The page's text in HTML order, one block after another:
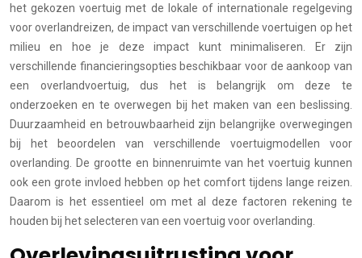
het gekozen voertuig met de lokale of internationale regelgeving
voor overlandreizen, de impact van verschillende voertuigen op het
milieu en hoe je deze impact kunt minimaliseren. Er zijn
verschillende financieringsopties beschikbaar voor de aankoop van
een overlandvoertuig, dus het is belangrijk om deze te
onderzoeken en te overwegen bij het maken van een beslissing.
Duurzaamheid en betrouwbaarheid zijn belangrijke overwegingen
bij het beoordelen van verschillende voertuigmodellen voor
overlanding. De grootte en binnenruimte van het voertuig kunnen
ook een grote invloed hebben op het comfort tijdens lange reizen.
Daarom is het essentieel om met al deze factoren rekening te
houden bij het selecteren van een voertuig voor overlanding.